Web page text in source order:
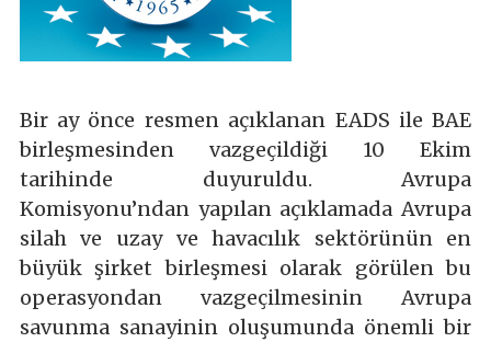
Bir ay önce resmen açıklanan EADS ile BAE
birleşmesinden vazgeçildiği 10 Ekim
tarihinde duyuruldu. Avrupa
Komisyonu’ndan yapılan açıklamada Avrupa
silah ve uzay ve havacılık sektörünün en
büyük şirket birleşmesi olarak görülen bu
operasyondan vazgeçilmesinin Avrupa
savunma sanayinin oluşumunda önemli bir